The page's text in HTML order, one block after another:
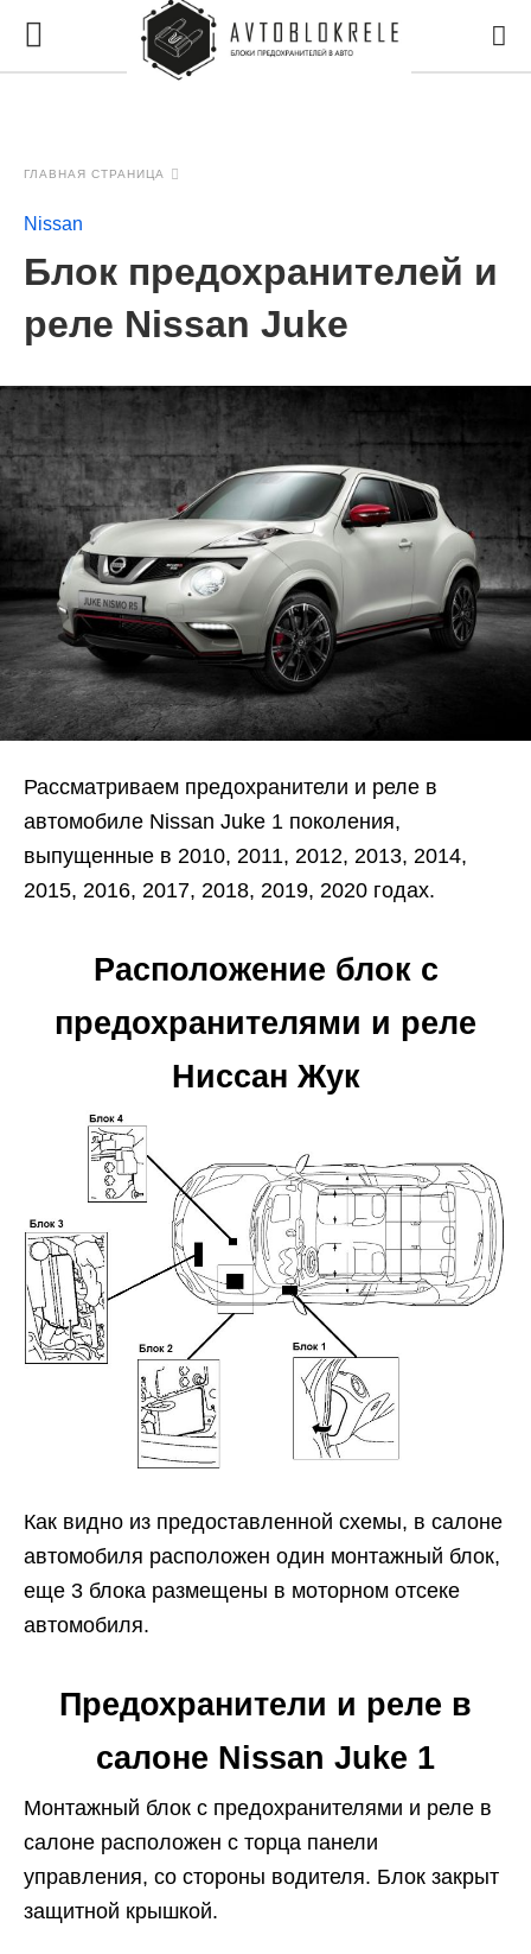
ГЛАВНАЯ СТРАНИЦА
Nissan
Блок предохранителей и
реле Nissan Juke
Рассматриваем предохранители и реле в
автомобиле Nissan Juke 1 поколения,
выпущенные в 2010, 2011, 2012, 2013, 2014,
2015, 2016, 2017, 2018, 2019, 2020 годах.
Расположение блок с
предохранителями и реле
Ниссан Жук
Как видно из предоставленной схемы, в салоне
автомобиля расположен один монтажный блок,
еще 3 блока размещены в моторном отсеке
автомобиля.
Предохранители и реле в
салоне Nissan Juke 1
Монтажный блок с предохранителями и реле в
салоне расположен с торца панели
управления, со стороны водителя. Блок закрыт
защитной крышкой.